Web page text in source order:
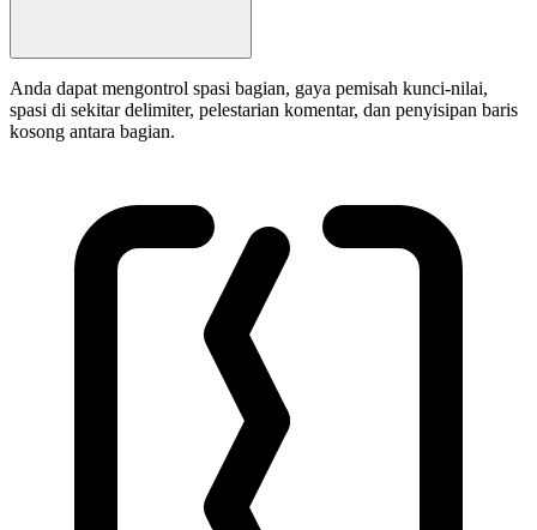
Anda dapat mengontrol spasi bagian, gaya pemisah kunci-nilai,
spasi di sekitar delimiter, pelestarian komentar, dan penyisipan baris
kosong antara bagian.